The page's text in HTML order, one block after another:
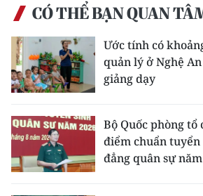
CHUYÊN ĐỀ
CÁC CHUYÊN TRANG
VỀ BÁO NHÂN DÂN
THỜI NAY
NHÂN DÂN CUỐI TUẦN
CÓ THỂ BẠN QUAN
Ước tính có
quản lý ở Nghệ
giảng dạy
Bộ Quốc phòng
điểm chuẩn tuyển
đẳng quân sự